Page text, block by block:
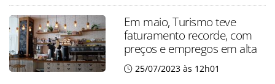
Em maio, Turismo teve
faturamento recorde, com
preços e empregos em alta
25/07/2023 às 12h01